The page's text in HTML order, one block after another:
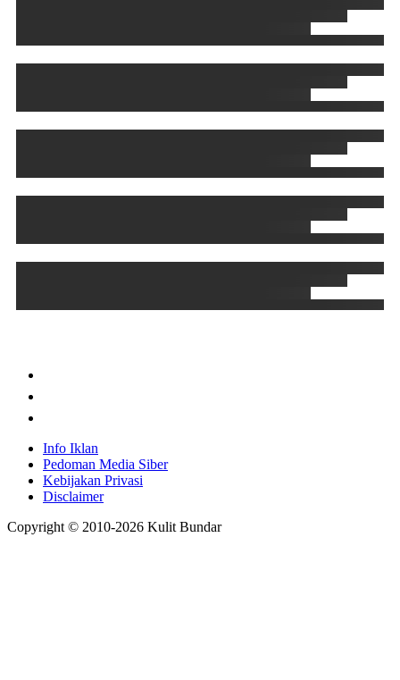
Info Iklan
Pedoman Media Siber
Kebijakan Privasi
Disclaimer
Copyright © 2010-2026 Kulit Bundar